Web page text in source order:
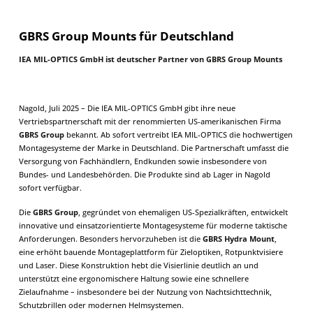
GBRS Group Mounts für Deutschland
IEA MIL-OPTICS GmbH ist deutscher Partner von GBRS Group Mounts
Nagold, Juli 2025 – Die IEA MIL-OPTICS GmbH gibt ihre neue
Vertriebspartnerschaft mit der renommierten US-amerikanischen Firma
GBRS Group bekannt. Ab sofort vertreibt IEA MIL-OPTICS die hochwertigen
Montagesysteme der Marke in Deutschland. Die Partnerschaft umfasst die
Versorgung von Fachhändlern, Endkunden sowie insbesondere von
Bundes- und Landesbehörden. Die Produkte sind ab Lager in Nagold
sofort verfügbar.
DieGBRS Group , gegründet von ehemaligen US-Spezialkräften, entwickelt
innovative und einsatzorientierte Montagesysteme für moderne taktische
Anforderungen. Besonders hervorzuheben ist dieGBRS Hydra Mount
eine erhöht bauende Montageplattform für Zieloptiken, Rotpunktvisiere
und Laser. Diese Konstruktion hebt die Visierlinie deutlich an und
unterstützt eine ergonomischere Haltung sowie eine schnellere
Zielaufnahme – insbesondere bei der Nutzung von Nachtsichttechnik,
Schutzbrillen oder modernen Helmsystemen.